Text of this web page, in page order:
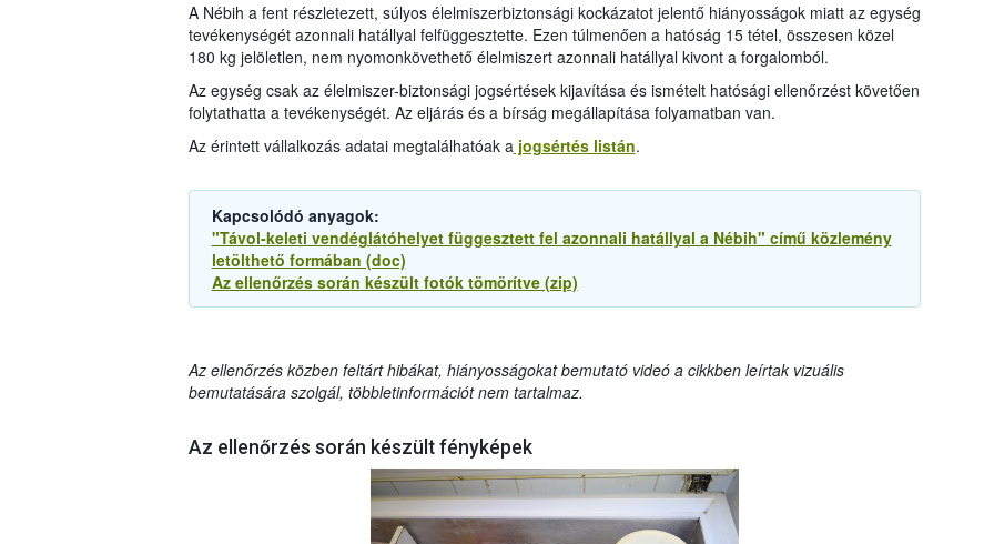
A Nébih a fent részletezett, súlyos élelmiszerbiztonsági kockázatot jelentő hiányosságok miatt az egység
tevékenységét azonnali hatállyal felfüggesztette. Ezen túlmenően a hatóság 15 tétel, összesen közel
180 kg jelöletlen, nem nyomonkövethető élelmiszert azonnali hatállyal kivont a forgalomból.
Az egység csak az élelmiszer-biztonsági jogsértések kijavítása és ismételt hatósági ellenőrzést követően
folytathatta a tevékenységét. Az eljárás és a bírság megállapítása folyamatban van.
Az érintett vállalkozás adatai megtalálhatóak ajogsértés listán.
Kapcsolódó anyagok:
"Távol-keleti vendéglátóhelyet függesztett fel azonnali hatállyal a Nébih" című közlemény
letölthető formában (doc)
Az ellenőrzés során készült fotók tömörítve (zip)
Az ellenőrzés közben feltárt hibákat, hiányosságokat bemutató videó a cikkben leírtak vizuális
bemutatására szolgál, többletinformációt nem tartalmaz.
Az ellenőrzés során készült fényképek